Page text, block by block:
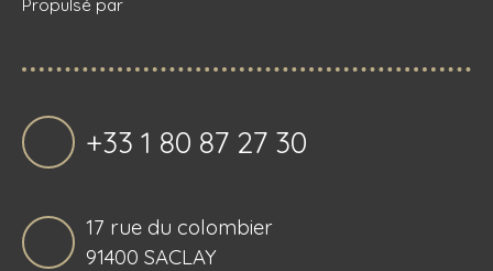
Propulsé par
+33 1 80 87 27 30
17 rue du colombier
91400 SACLAY